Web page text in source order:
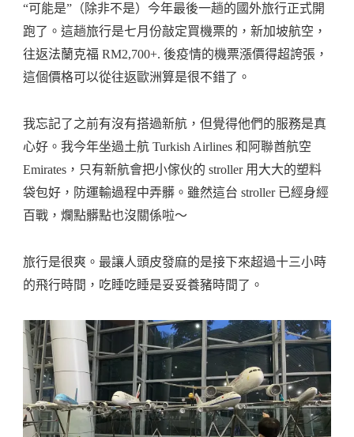
“可能是”（除非不是）今年最後一趟的國外旅行正式開
跑了。這趟旅行是七月份敲定買機票的，新加坡航空，
往返法蘭克福 RM2,700+. 後疫情的機票漲價得超誇張，
這個價格可以從往返歐洲算是很不錯了。
我忘記了之前有沒有搭過新航，但覺得他們的服務是真
心好。我今年坐過土航 Turkish Airlines 和阿聯酋航空
Emirates，只有新航會把小傢伙的 stroller 用大大的塑料
袋包好，防運輸過程中弄髒。雖然這台 stroller 已經身經
百戰，爛點髒點也沒關係啦～
旅行是很爽。最讓人頭皮發麻的是接下來超過十三小時
的飛行時間，吃睡吃睡是妥妥養豬時間了。